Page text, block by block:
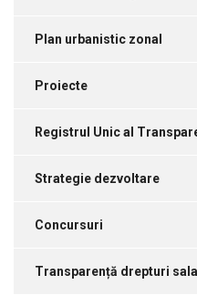
Plan urbanistic zonal
Proiecte
Registrul Unic al
Strategie dezvoltare
Concursuri
Transparență drepturi